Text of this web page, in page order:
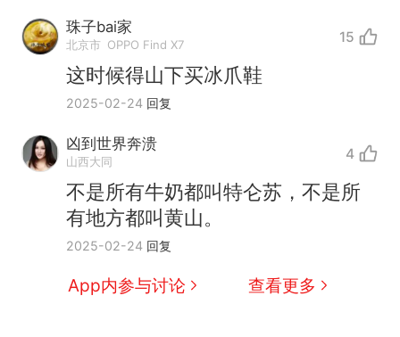
珠子bai家
北京市 OPPO Find X7 15
这时候得山下买冰爪鞋
2025-02-24 回复
凶到世界奔溃
山西大同 4
不是所有牛奶都叫特仑苏，不是所
有地方都叫黄山。
2025-02-24 回复
App内参与讨论 查看更多
热 那个在床头放菜刀的女孩，
因老师一句“跟我回家”改写了
人生
新
制裁瓜子饺子，美国怕什
么？
费大厨“全国小炒肉大王”称